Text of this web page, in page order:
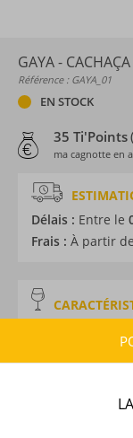
GAYA -
Référence : GAYA_01
EN STOCK
35 Ti'Points
ma cagnotte en
Délais : Entre le
Frais : À partir